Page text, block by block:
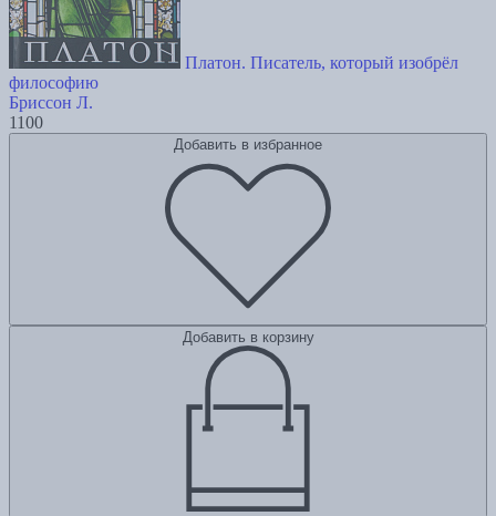
Платон. Писатель, который изобрёл
философию
Бриссон Л.
1100
Добавить в избранное
Добавить в корзину